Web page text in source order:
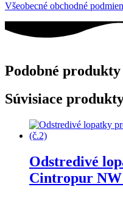
Všeobecné obchodné
Podobné produkty
Súvisiace
Odstredivé
Cintropur NW